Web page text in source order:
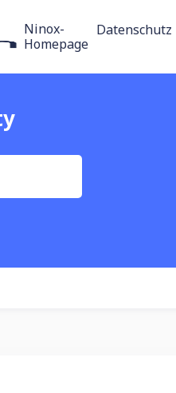
Ninox-
Homepage
Datenschutz